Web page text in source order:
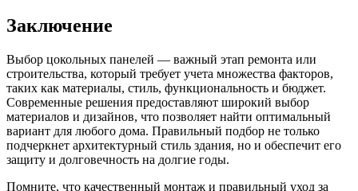
Заключение
Выбор цокольных панелей — важный этап ремонта или
строительства, который требует учета множества факторов,
таких как материалы, стиль, функциональность и бюджет.
Современные решения предоставляют широкий выбор
материалов и дизайнов, что позволяет найти оптимальный
вариант для любого дома. Правильный подбор не только
подчеркнет архитектурный стиль здания, но и обеспечит его
защиту и долговечность на долгие годы.
Помните, что качественный монтаж и правильный уход за